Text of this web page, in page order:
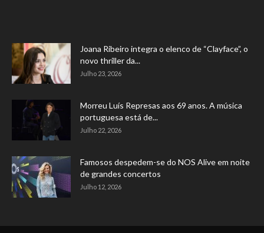
Joana Ribeiro integra o elenco de “Clayface”, o
novo thriller da...
Julho 23, 2026
Morreu Luís Represas aos 69 anos. A música
portuguesa está de...
Julho 22, 2026
Famosos despedem-se do NOS Alive em noite
de grandes concertos
Julho 12, 2026